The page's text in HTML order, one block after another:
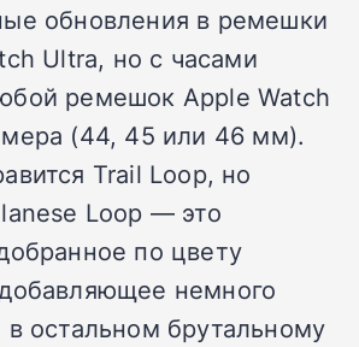
обновления в ремешки
Ultra, но с часами
ремешок Apple Watch
(44, 45 или 46 мм).
Trail Loop, но
Loop — это
по цвету
немного
в остальном брутальному